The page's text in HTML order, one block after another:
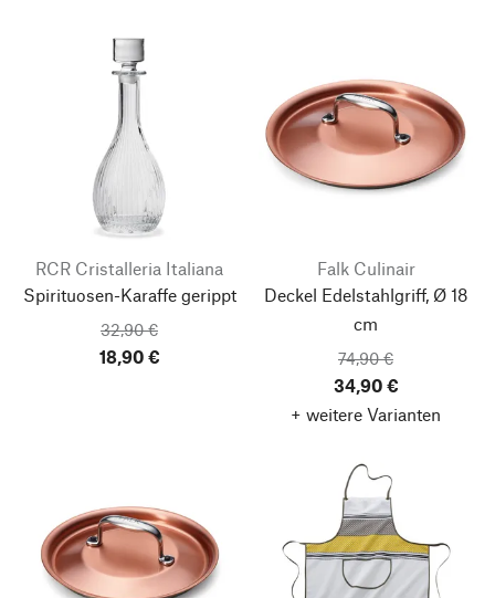
RCR Cristalleria Italiana
Spirituosen-Karaffe gerippt
32,90 €
18,90 €
Falk Culinair
Deckel Edelstahlgriff, Ø 18
cm
74,90 €
34,90 €
+ weitere Varianten